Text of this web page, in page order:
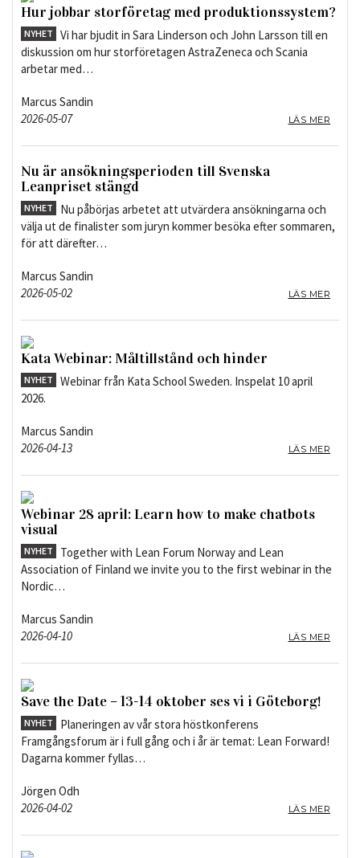
Hur jobbar storföretag med produktionssystem?
NYHET
Vi har bjudit in Sara Linderson och John Larsson till en
diskussion om hur storföretagen AstraZeneca och Scania
arbetar med…
Marcus Sandin
LÄS MER
2026-05-07
Nu är ansökningsperioden till Svenska
Leanpriset stängd
NYHET
Nu påbörjas arbetet att utvärdera ansökningarna och
välja ut de finalister som juryn kommer besöka efter sommaren,
för att därefter…
Marcus Sandin
LÄS MER
2026-05-02
Kata Webinar: Måltillstånd och hinder
NYHET
Webinar från Kata School Sweden. Inspelat 10 april
2026.
Marcus Sandin
LÄS MER
2026-04-13
Webinar 28 april: Learn how to make chatbots
visual
NYHET
Together with Lean Forum Norway and Lean
Association of Finland we invite you to the first webinar in the
Nordic…
Marcus Sandin
LÄS MER
2026-04-10
Save the Date – 13-14 oktober ses vi i Göteborg!
NYHET
Planeringen av vår stora höstkonferens
Framgångsforum är i full gång och i år är temat: Lean Forward!
Dagarna kommer fyllas…
Jörgen Odh
LÄS MER
2026-04-02